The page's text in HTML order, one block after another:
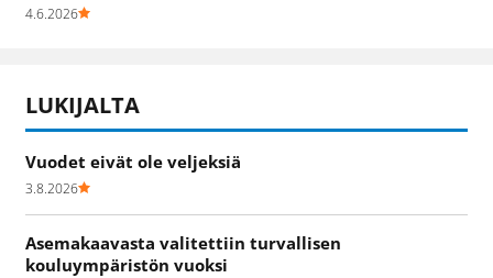
4.6.2026
LUKIJALTA
Vuodet eivät ole veljeksiä
3.8.2026
Asemakaavasta valitettiin turvallisen
kouluympäristön vuoksi